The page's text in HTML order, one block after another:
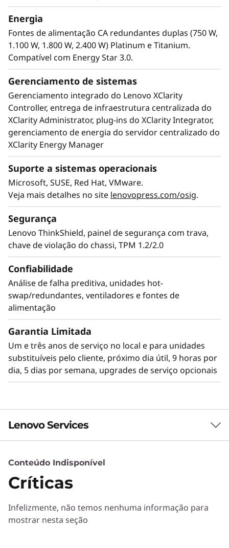
Flexibilidade de configuração
Melhorias significativas nos recursos de
ST650 V2 lide com o imenso crescimento de
dados em ambientes de TI em expansão,
principalmente em escritórios remotos e casos
unidades NVMe hiper-rápidas para um total de
32 unidades de 2,5 polegadas permite
recursos de ingestão rápida de dados para
lidar com a explosão de dispositivos e
sensores da Internet das Coisas (IoT) que
alimentam o crescimento dos dados.
Energia
Fontes de alimentação CA redundantes duplas (750 W,
1.100 W, 1.800 W, 2.400 W) Platinum e Titanium.
Compatível com Energy Star 3.0.
Gerenciamento de sistemas
Gerenciamento integrado do Lenovo XClarity
Controller, entrega de infraestrutura centralizada do
XClarity Administrator, plug-ins do XClarity Integrator,
gerenciamento de energia do servidor centralizado do
XClarity Energy Manager
Suporte a sistemas operacionais
Microsoft, SUSE, Red Hat, VMware.
Veja mais detalhes no site lenovopress.com/osig.
Segurança
Lenovo ThinkShield, painel de segurança com trava,
chave de violação do chassi, TPM 1.2/2.0
Confiabilidade
Análise de falha preditiva, unidades hot-
swap/redundantes, ventiladores e fontes de
alimentação
Garantia Limitada
Um e três anos de serviço no local e para unidades
substituíveis pelo cliente, próximo dia útil, 9 horas por
dia, 5 dias por semana, upgrades de serviço opcionais
Lenovo Services
Serviços de Soluções
Desenvolva a melhor estratégia para a sua empresa.
ideal para as suas necessidades empresariais
exclusivas.
Conteúdo Indisponível
Críticas
Infelizmente, não temos nenhuma informação para
mostrar nesta seção